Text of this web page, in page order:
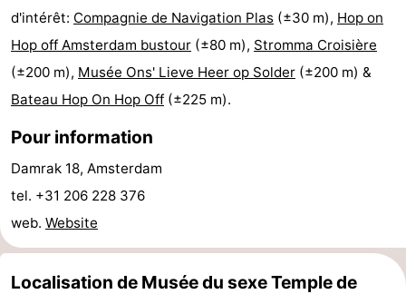
Centrale
Schiphol
Eindhoven
Stationnement
Astuces
les
Médicales
Météo
d'intérêt: Compagnie de Navigation Plas (±30 m), Hop on
Hop off Amsterdam bustour (±80 m), Stromma Croisière
(±200 m), Musée Ons' Lieve Heer op Solder (±200 m) &
Bateau Hop On Hop Off (±225 m).
Pour information
Damrak 18, Amsterdam
tel. +31 206 228 376
web. Website
Localisation de Musée du sexe Temple de